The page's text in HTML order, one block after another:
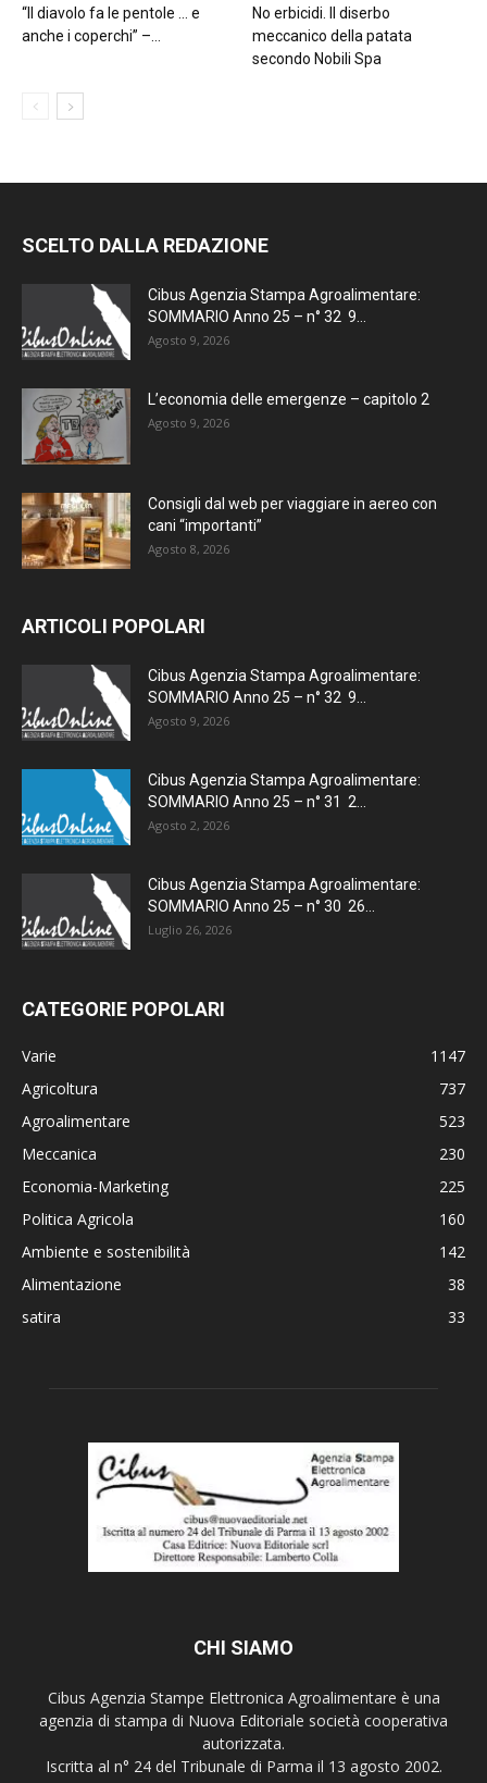
“Il diavolo fa le pentole … e
anche i coperchi” –...
No erbicidi. Il diserbo
meccanico della patata
secondo Nobili Spa
SCELTO DALLA REDAZIONE
Cibus Agenzia Stampa Agroalimentare:
SOMMARIO Anno 25 – n° 32 9...
Agosto 9, 2026
L’economia delle emergenze – capitolo 2
Agosto 9, 2026
Consigli dal web per viaggiare in aereo con
cani “importanti”
Agosto 8, 2026
ARTICOLI POPOLARI
Cibus Agenzia Stampa Agroalimentare:
SOMMARIO Anno 25 – n° 32 9...
Agosto 9, 2026
Cibus Agenzia Stampa Agroalimentare:
SOMMARIO Anno 25 – n° 31 2...
Agosto 2, 2026
Cibus Agenzia Stampa Agroalimentare:
SOMMARIO Anno 25 – n° 30 26...
Luglio 26, 2026
CATEGORIE POPOLARI
Varie
1147
Agricoltura
737
Agroalimentare
523
Meccanica
230
Economia-Marketing
225
Politica Agricola
160
Ambiente e sostenibilità
142
Alimentazione
38
satira
33
CHI SIAMO
Cibus Agenzia Stampe Elettronica Agroalimentare è una
agenzia di stampa di Nuova Editoriale società cooperativa
autorizzata.
Iscritta al n° 24 del Tribunale di Parma il 13 agosto 2002.